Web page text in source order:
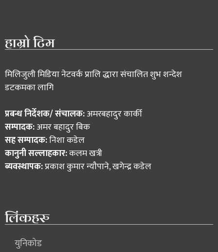
हाम्रो टिम
मिलिजुली मिडिया नेटवर्क प्रालि द्धारा संचालित शुभ शन्देश
डटकमका लागि
प्रबन्ध निर्देशक/ संचालक:अमरबहादुर कार्की
सम्पादक:अमर बहादुर बिक
सह सम्पादक:निशा कडेल
कानुनी सल्लाहकार:कलम खत्री
ब्यवस्थापक:प्रकाश कुमार न्याैपाने, खगेन्द्र कडेल
लिंकहरु
युनिकोड